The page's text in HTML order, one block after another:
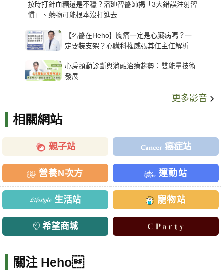
按時打針血糖還是不穩？潘廸智醫師揭「3大錯誤注射習
慣」、藥物可能根本沒打進去
【名醫在Heho】胸痛一定是心臟病嗎？一
定要裝支架？心臟科權威張其任主任解析支
心房顫動診斷與消融治療趨勢：雙能量技術
發展
更多影音
相關網站
親子站 癌症站
營養N次方 運動站
生活站 寵物站
希望商城
關注 Heho